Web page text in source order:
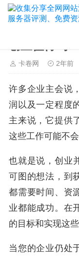
卡卷网 2年前
许多企业主会说
润以及一定程度
主来说，它提供
这些工作可能不
也就是说，创业
可图的想法，到
都需要时间、资
业都能成功。在
的目标和实现这
当您的企业仍处